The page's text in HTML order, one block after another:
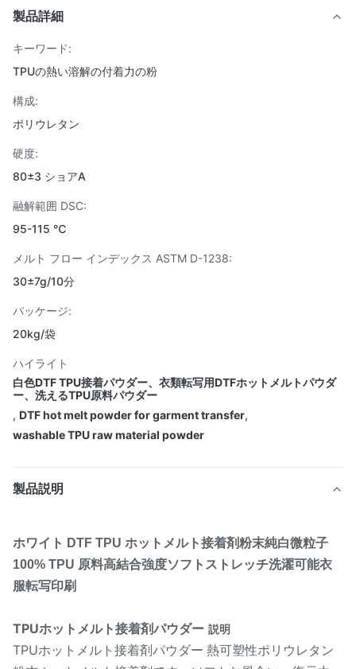
製品詳細
キーワード:
TPUの熱い溶解の付着力の粉
構成:
ポリウレタン
硬度:
80±3 ショアA
融解範囲 DSC:
95-115 ℃
メルト フロー インデックス ASTM D-1238:
30±7g/10分
パッケージ:
20kg/袋
ハイライト
白色DTF TPU接着パウダー、衣類転写用DTFホットメルトパウダ
ー、洗えるTPU原料パウダー
, DTF hot melt powder for garment transfer,
washable TPU raw material powder
製品説明
ホワイト DTF TPU ホットメルト接着剤粉末純白微粒子
100% TPU 原料高結合強度ソフトストレッチ洗濯可能衣
服転写印刷
TPUホットメルト接着剤パウダー 説明
TPUホットメルト接着剤パウダー 熱可塑性ポリウレタン